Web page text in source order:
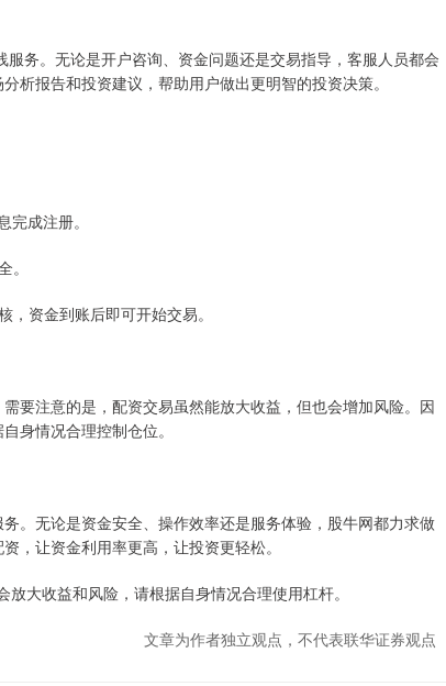
务。无论是开户咨询、资金问题还是交易指导，客服人员都会
析报告和投资建议，帮助用户做出更明智的投资决策。
成注册。
。
资金到账后即可开始交易。
要注意的是，配资交易虽然能放大收益，但也会增加风险。因
身情况合理控制仓位。
。无论是资金安全、操作效率还是服务体验，股牛网都力求做
，让资金利用率更高，让投资更轻松。
大收益和风险，请根据自身情况合理使用杠杆。
文章为作者独立观点，不代表联华证券观点